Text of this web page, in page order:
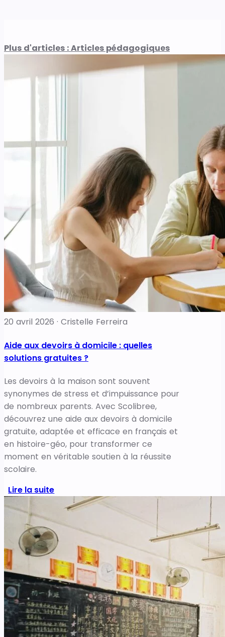
Plus d'articles : Articles pédagogiques
20 avril 2026 · Cristelle Ferreira
Aide aux devoirs à domicile : quelles
solutions gratuites ?
Les devoirs à la maison sont souvent
synonymes de stress et d’impuissance pour
de nombreux parents. Avec Scolibree,
découvrez une aide aux devoirs à domicile
gratuite, adaptée et efficace en français et
en histoire-géo, pour transformer ce
moment en véritable soutien à la réussite
scolaire.
Lire la suite